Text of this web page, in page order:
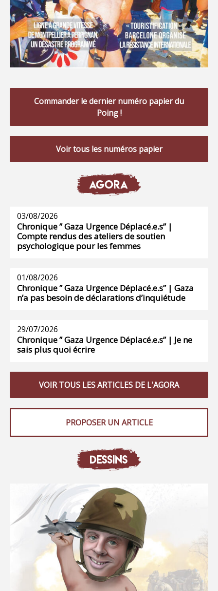
Commander le dernier numéro papier du
Poing !
Voir tous les numéros papier
AGORA
03/08/2026
Chronique ” Gaza Urgence Déplacé.e.s” |
Compte rendus des ateliers de soutien
psychologique pour les femmes
01/08/2026
Chronique ” Gaza Urgence Déplacé.e.s” | Gaza
n’a pas besoin de déclarations d’inquiétude
29/07/2026
Chronique ” Gaza Urgence Déplacé.e.s” | Je ne
sais plus quoi écrire
VOIR TOUS LES ARTICLES DE L'AGORA
PROPOSER UN ARTICLE
DESSINS